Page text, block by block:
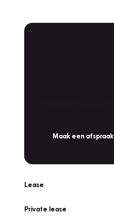
Maak een afspraak
Lease
Private lease